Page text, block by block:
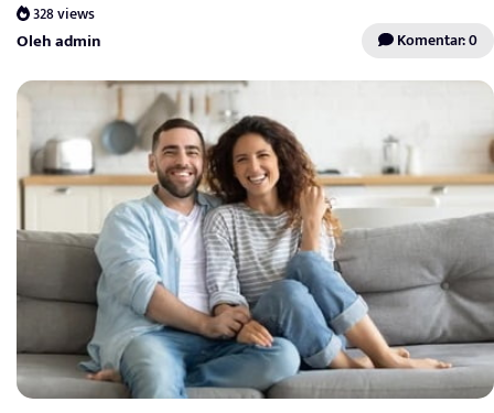
328 views
Oleh admin Komentar: 0